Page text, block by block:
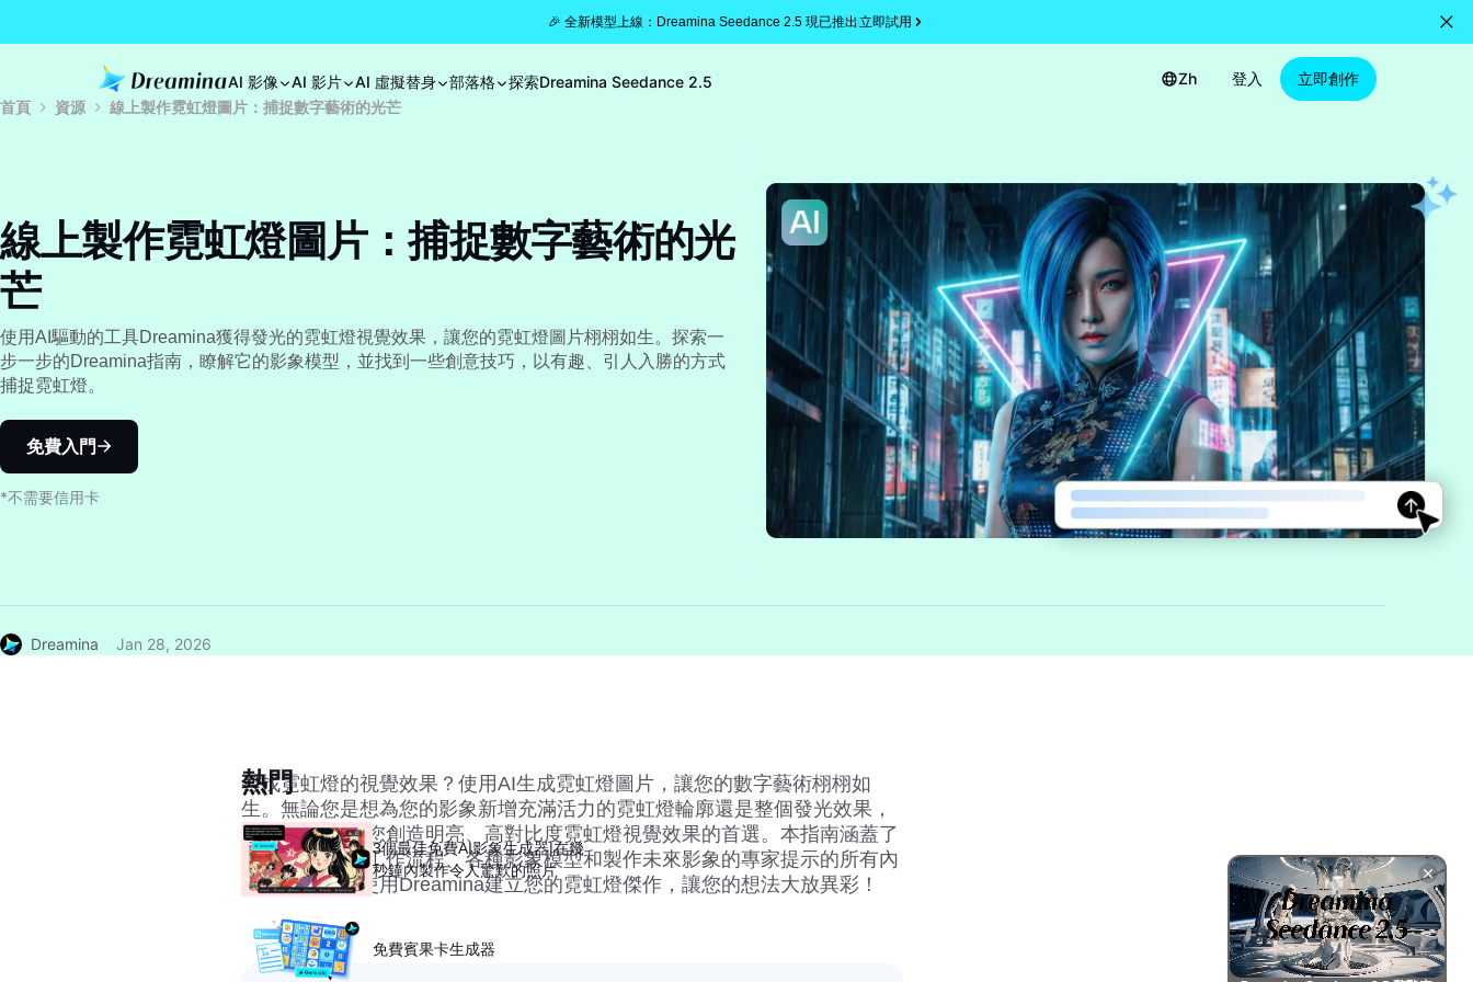
🎉 全新模型上線：Dreamina Seedance 2.5 現已推出立即試用
AI 影像 AI 影片 AI 虛擬替身 部落格 探索Dreamina Seedance 2.5 Zh 登入
立即創作
首頁
資源 線上製作霓虹燈圖片：捕捉數字藝術的光芒
線上製作霓虹燈圖片：捕捉數字藝術的光
芒
使用AI驅動的工具Dreamina獲得發光的霓虹燈視覺效果，讓您的霓虹燈圖片栩栩如生。探索一
步一步的Dreamina指南，瞭解它的影象模型，並找到一些創意技巧，以有趣、引人入勝的方式
捕捉霓虹燈。
免費入門
*不需要信用卡
Dreamina Jan 28, 2026
尋找霓虹燈的視覺效果？使用AI生成霓虹燈圖片，讓您的數字藝術栩栩如
生。無論您是想為您的影象新增充滿活力的霓虹燈輪廓還是整個發光效果，
Dreamina都是您創造明亮、高對比度霓虹燈視覺效果的首選。本指南涵蓋了
有關Dreamina工作流程、各種影象模型和製作未來影象的專家提示的所有內
容。立即開始使用Dreamina建立您的霓虹燈傑作，讓您的想法大放異彩！
熱門
3個最佳免費AI影象生成器|在幾
秒鐘內製作令人驚歎的照片
免費賓果卡生成器